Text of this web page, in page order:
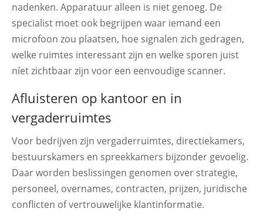
nadenken. Apparatuur alleen is niet genoeg. De
specialist moet ook begrijpen waar iemand een
microfoon zou plaatsen, hoe signalen zich gedragen,
welke ruimtes interessant zijn en welke sporen juist
níet zichtbaar zijn voor een eenvoudige scanner.
Afluisteren op kantoor en in
vergaderruimtes
Voor bedrijven zijn vergaderruimtes, directiekamers,
bestuurskamers en spreekkamers bijzonder gevoelig.
Daar worden beslissingen genomen over strategie,
personeel, overnames, contracten, prijzen, juridische
conflicten of vertrouwelijke klantinformatie.